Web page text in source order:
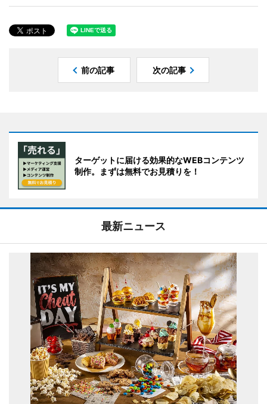
前の記事 次の記事
ターゲットに届ける効果的なWEBコンテンツ
制作。まずは無料でお見積りを！
最新ニュース